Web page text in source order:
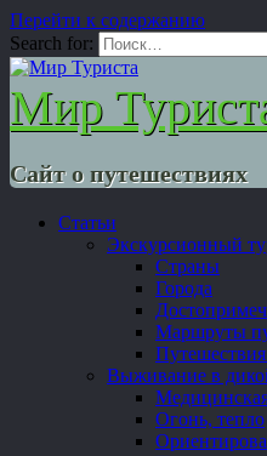
Перейти к содержанию
Search for:
Мир
Сайт о путешествиях
Статьи
Экскурсионный
Страны
Города
Маршруты
Выживание в
Огонь, тепло